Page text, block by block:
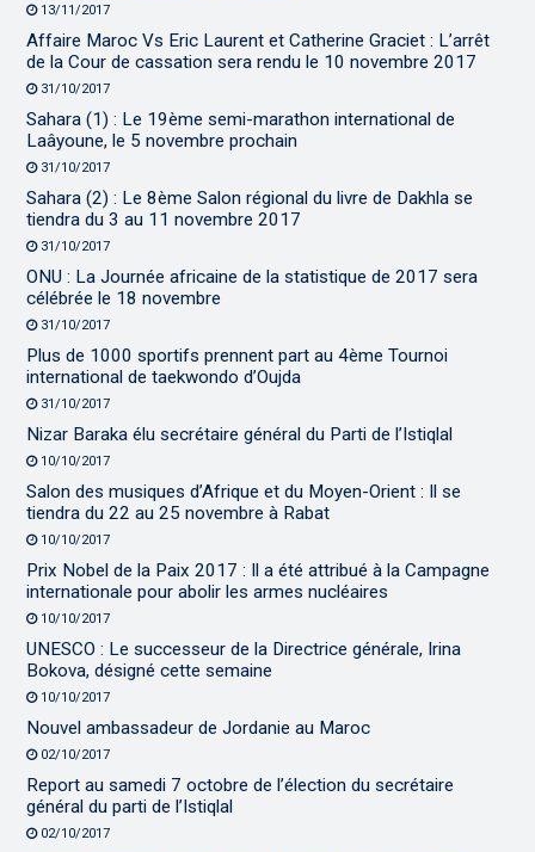
13/11/2017
Affaire Maroc Vs Eric Laurent et Catherine Graciet : L’arrêt
de la Cour de cassation sera rendu le 10 novembre 2017
31/10/2017
Sahara (1) : Le 19ème semi-marathon international de
Laâyoune, le 5 novembre prochain
31/10/2017
Sahara (2) : Le 8ème Salon régional du livre de Dakhla se
tiendra du 3 au 11 novembre 2017
31/10/2017
ONU : La Journée africaine de la statistique de 2017 sera
célébrée le 18 novembre
31/10/2017
Plus de 1000 sportifs prennent part au 4ème Tournoi
international de taekwondo d’Oujda
31/10/2017
Nizar Baraka élu secrétaire général du Parti de l’Istiqlal
10/10/2017
Salon des musiques d’Afrique et du Moyen-Orient : Il se
tiendra du 22 au 25 novembre à Rabat
10/10/2017
Prix Nobel de la Paix 2017 : Il a été attribué à la Campagne
internationale pour abolir les armes nucléaires
10/10/2017
UNESCO : Le successeur de la Directrice générale, Irina
Bokova, désigné cette semaine
10/10/2017
Nouvel ambassadeur de Jordanie au Maroc
02/10/2017
Report au samedi 7 octobre de l’élection du secrétaire
général du parti de l’Istiqlal
02/10/2017